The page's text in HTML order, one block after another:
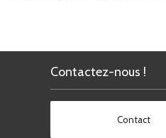
Contactez-nous !
Contact